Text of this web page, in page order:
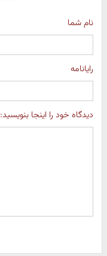
نام شما
رایانامه
دیدگاه خود را اینجا بنویسید: